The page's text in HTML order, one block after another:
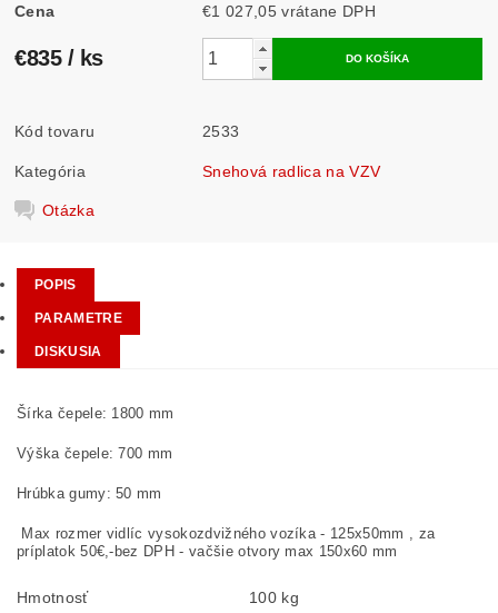
Cena €1 027,05 vrátane DPH
€835 / ks
Kód tovaru 2533
Kategória Snehová radlica na VZV
Otázka
POPIS
PARAMETRE
DISKUSIA
Šírka čepele: 1800 mm
Výška čepele: 700 mm
Hrúbka gumy: 50 mm
Max rozmer vidlíc vysokozdvižného vozíka - 125x50mm , za
príplatok 50€,-bez DPH - vačšie otvory max 150x60 mm
Hmotnosť 100 kg